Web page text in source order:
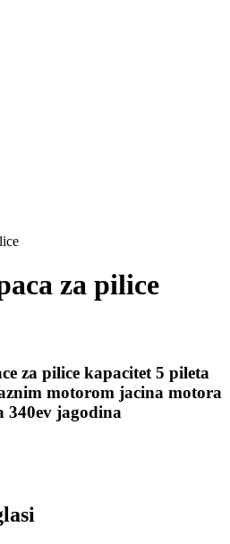
za pilice
za pilice kapacitet 5 pileta
motorom jacina motora
340ev jagodina